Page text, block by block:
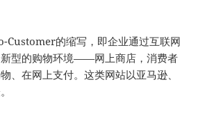
Customer的缩写，即企业通过互联网
型的购物环境——网上商店，消费者
、在网上支付。这类网站以亚马逊、